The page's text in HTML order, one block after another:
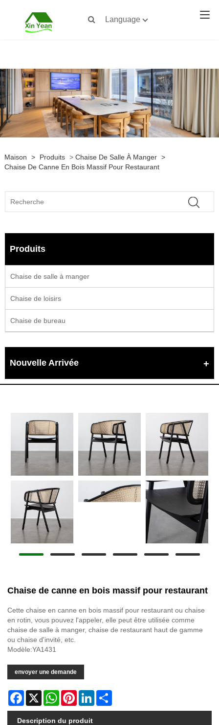
Language
Maison > Produits > Chaise De Salle À Manger >
Chaise De Canne En Bois Massif Pour Restaurant
Produits
Chaise de salle à manger
Chaise de loisirs
Chaise de bureau
Nouvelle Arrivée
Chaise de canne en bois massif pour restaurant
Cette chaise en canne en bois massif pour restaurant ou chaise
en rotin, vous pouvez l'appeler, elle peut être utilisée comme
chaise de salle à manger, chaise de restaurant haut de gamme
ou chaise d'invité, etc.
Modèle:YA1431
envoyer une demande
Facebook
X WhatsAppPinterestLinkedIn
Description du produit